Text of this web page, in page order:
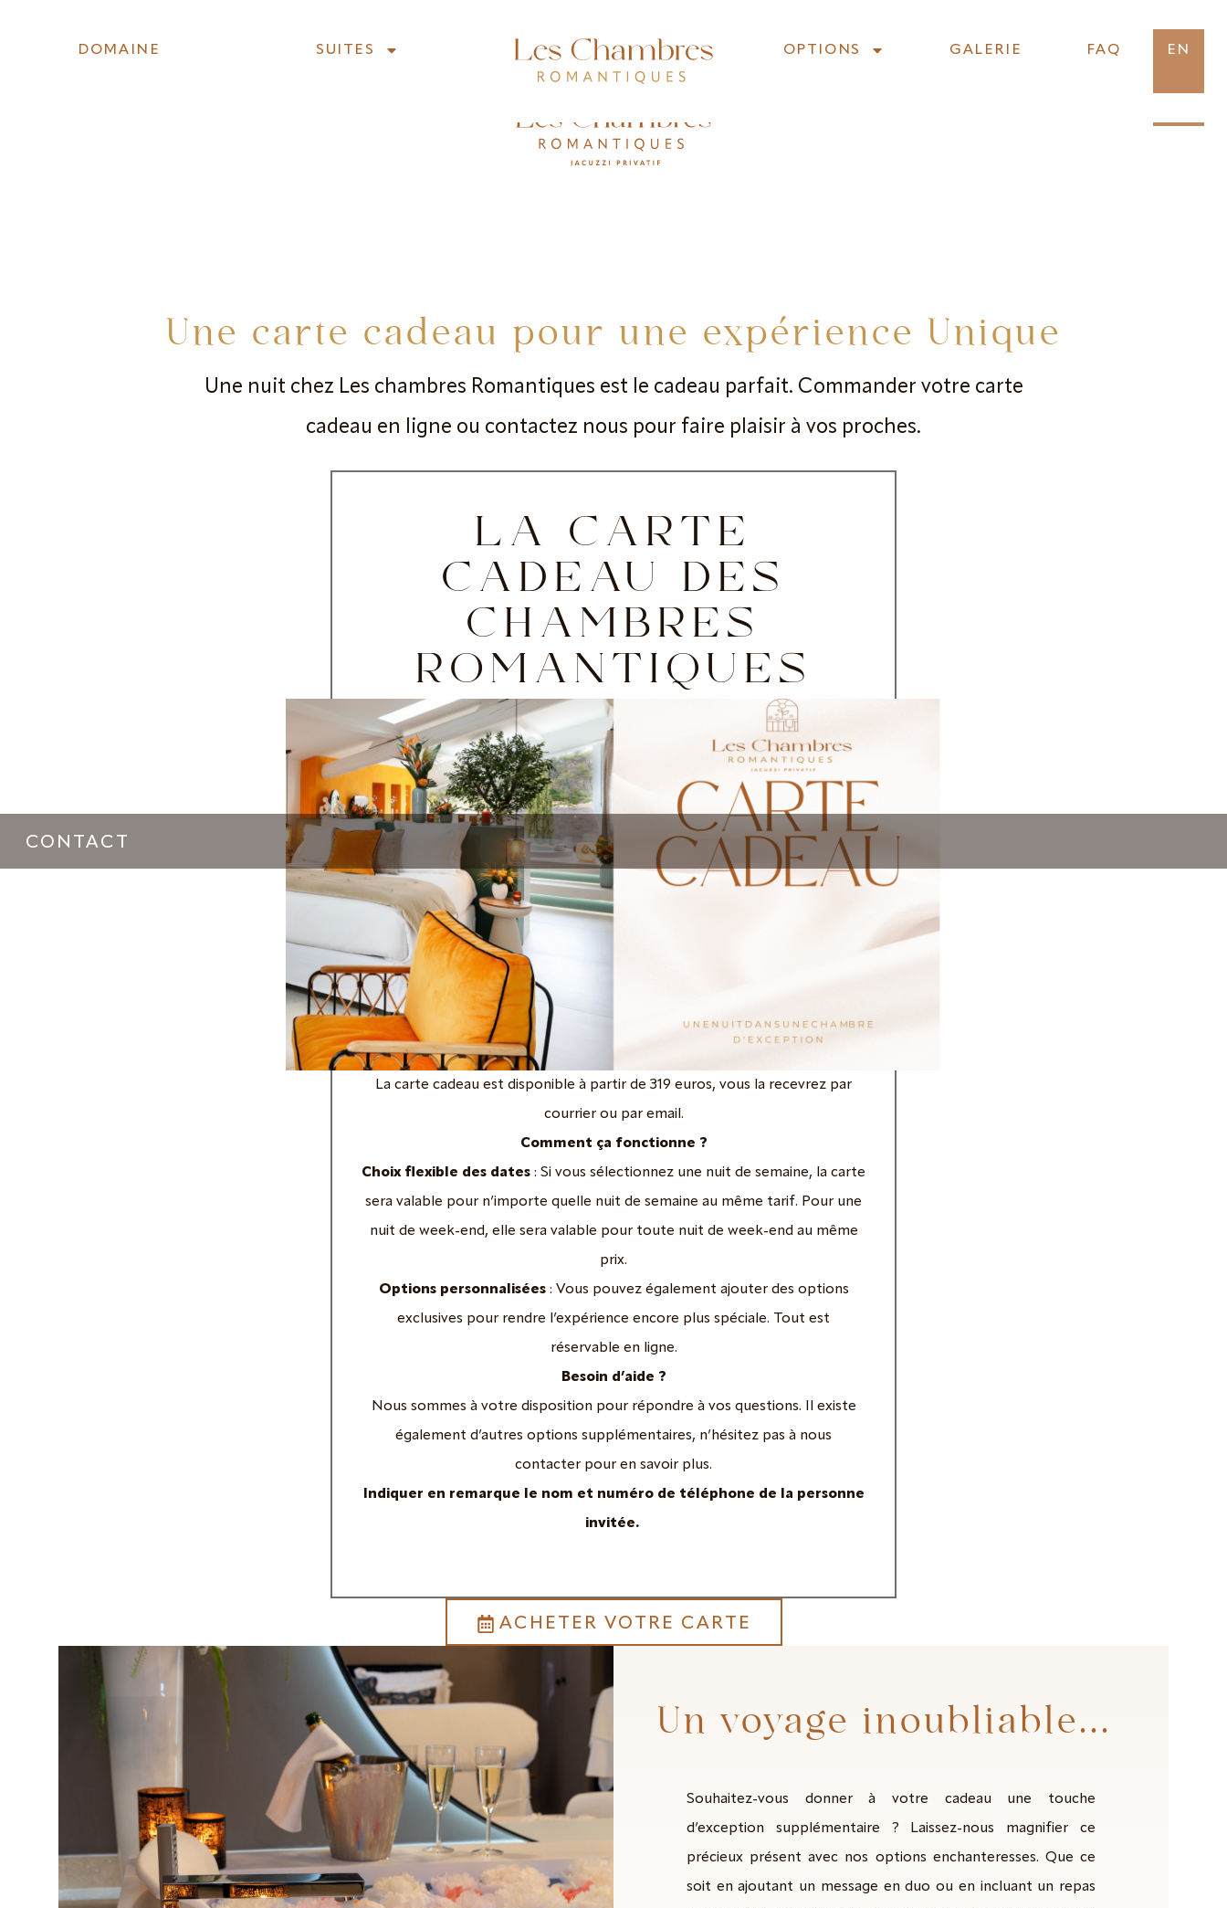
DOMAINE SUITES OPTIONS GALERIE FAQ EN
Une carte cadeau pour une expérience Unique
Une nuit chez Les chambres Romantiques est le cadeau parfait. Commander votre carte
cadeau en ligne ou contactez nous pour faire plaisir à vos proches.
LA CARTE
CADEAU DES
CHAMBRES
ROMANTIQUES
La carte cadeau est disponible à partir de 319 euros, vous la recevrez par
courrier ou par email.
Comment ça fonctionne ?
Choix flexible des dates : Si vous sélectionnez une nuit de semaine, la carte
sera valable pour n’importe quelle nuit de semaine au même tarif. Pour une
nuit de week-end, elle sera valable pour toute nuit de week-end au même
prix.
Options personnalisées: Vous pouvez également ajouter des options
exclusives pour rendre l’expérience encore plus spéciale. Tout est
réservable en ligne.
Besoin d’aide ?
Nous sommes à votre disposition pour répondre à vos questions. Il existe
également d’autres options supplémentaires, n’hésitez pas à nous
contacter pour en savoir plus.
Indiquer en remarque le nom et numéro de téléphone de la personne
invitée.
ACHETER VOTRE CARTE
Un voyage inoubliable...
Souhaitez-vous donner à votre cadeau une touche
d’exception supplémentaire ? Laissez-nous magnifier ce
précieux présent avec nos options enchanteresses. Que ce
soit en ajoutant un message en duo ou en incluant un repas
CONTACT